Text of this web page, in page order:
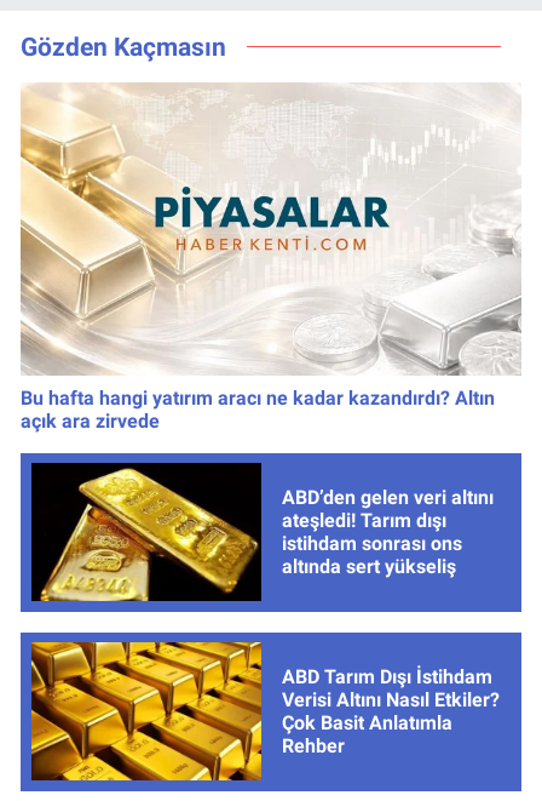
Gözden Kaçmasın
Bu hafta hangi yatırım aracı ne kadar kazandırdı? Altın
açık ara zirvede
ABD’den gelen veri altını
ateşledi! Tarım dışı
istihdam sonrası ons
altında sert yükseliş
ABD Tarım Dışı İstihdam
Verisi Altını Nasıl Etkiler?
Çok Basit Anlatımla
Rehber